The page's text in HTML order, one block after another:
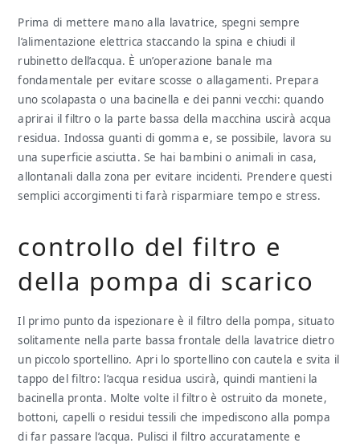
Prima di mettere mano alla lavatrice, spegni sempre
l’alimentazione elettrica staccando la spina e chiudi il
rubinetto dell’acqua. È un’operazione banale ma
fondamentale per evitare scosse o allagamenti. Prepara
uno scolapasta o una bacinella e dei panni vecchi: quando
aprirai il filtro o la parte bassa della macchina uscirà acqua
residua. Indossa guanti di gomma e, se possibile, lavora su
una superficie asciutta. Se hai bambini o animali in casa,
allontanali dalla zona per evitare incidenti. Prendere questi
semplici accorgimenti ti farà risparmiare tempo e stress.
controllo del filtro e
della pompa di scarico
Il primo punto da ispezionare è il filtro della pompa, situato
solitamente nella parte bassa frontale della lavatrice dietro
un piccolo sportellino. Apri lo sportellino con cautela e svita il
tappo del filtro: l’acqua residua uscirà, quindi mantieni la
bacinella pronta. Molte volte il filtro è ostruito da monete,
bottoni, capelli o residui tessili che impediscono alla pompa
di far passare l’acqua. Pulisci il filtro accuratamente e